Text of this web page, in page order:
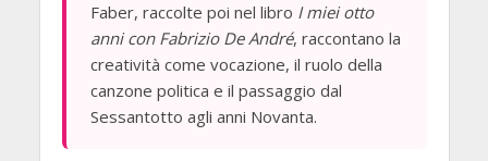
Faber, raccolte poi nel libro I miei otto
anni con Fabrizio De André, raccontano la
creatività come vocazione, il ruolo della
canzone politica e il passaggio dal
Sessantotto agli anni Novanta.